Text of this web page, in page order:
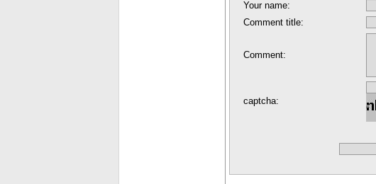
Your name:
Comment title:
Comment:
captcha: